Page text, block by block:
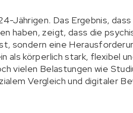
Jährigen. Das Ergebnis, dass
haben, zeigt, dass die
sondern eine
als körperlich stark, flexibel
vielen Belastungen wie
Vergleich und digitaler